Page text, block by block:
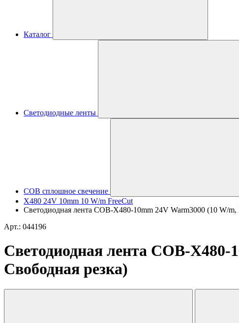
Каталог
Светодиодные ленты
COB сплошное свечение
X480 24V 10mm 10 W/m FreeCut
Светодиодная лента COB-X480-10mm 24V Warm3000 (10 W/
Арт.: 044196
Светодиодная лента COB-
Свободная резка)